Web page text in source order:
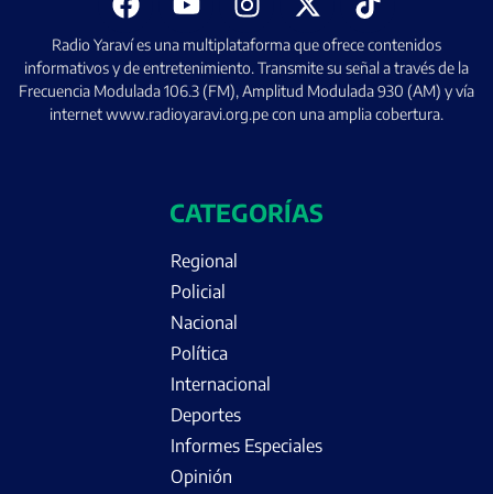
Radio Yaraví es una multiplataforma que ofrece contenidos
informativos y de entretenimiento. Transmite su señal a través de la
Frecuencia Modulada 106.3 (FM), Amplitud Modulada 930 (AM) y vía
internet www.radioyaravi.org.pe con una amplia cobertura.
CATEGORÍAS
Regional
Policial
Nacional
Política
Internacional
Deportes
Informes Especiales
Opinión